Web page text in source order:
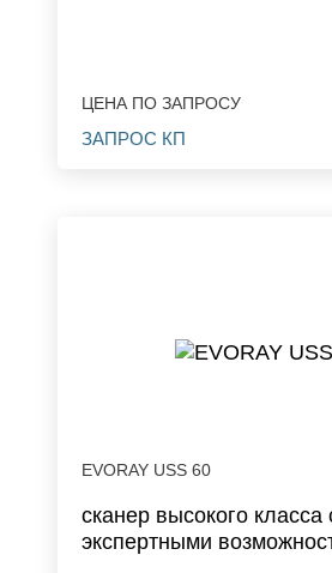
ЦЕНА ПО ЗАПРОСУ
ЗАПРОС КП
EVORAY USS 60
сканер высокого класса
экспертными